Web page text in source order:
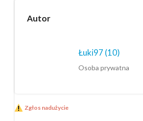
Autor
Łuki97 (10)
Osoba prywatna
Zgłos nadużycie